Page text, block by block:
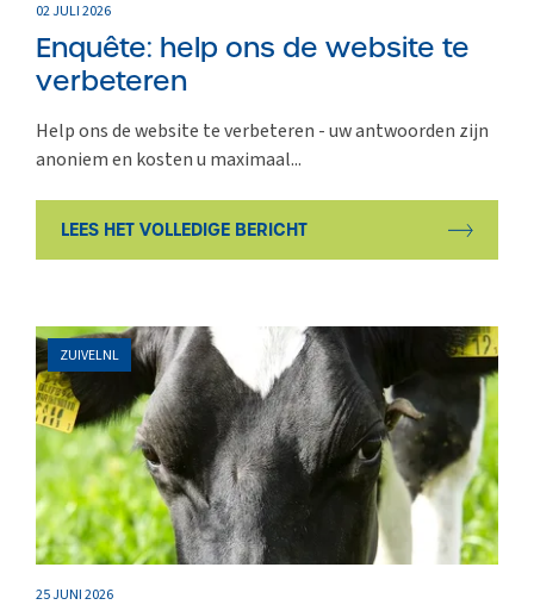
02 JULI 2026
Enquête: help ons de website te
verbeteren
Help ons de website te verbeteren - uw antwoorden zijn
anoniem en kosten u maximaal...
LEES HET VOLLEDIGE BERICHT
ZUIVELNL
25 JUNI 2026